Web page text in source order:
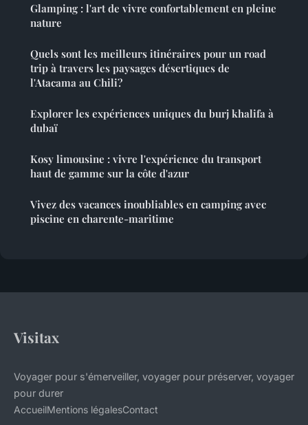
Glamping : l'art de vivre confortablement en pleine
nature
Quels sont les meilleurs itinéraires pour un road
trip à travers les paysages désertiques de
l'Atacama au Chili?
Explorer les expériences uniques du burj khalifa à
dubaï
Kosy limousine : vivre l'expérience du transport
haut de gamme sur la côte d'azur
Vivez des vacances inoubliables en camping avec
piscine en charente-maritime
Visitax
Voyager pour s'émerveiller, voyager pour préserver, voyager
pour durer
AccueilMentions légalesContact